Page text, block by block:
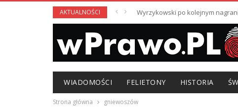
AKTUALNOŚCI Wyrzykowski po kolejnym
WIADOMOŚCI FELIETONY HISTORIA
Strona główna gniewoszów